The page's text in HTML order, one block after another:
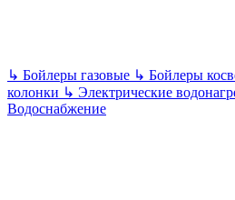
↳ Бойлеры газовые ↳ Бойлеры
колонки ↳ Электрические
Водоснабжение